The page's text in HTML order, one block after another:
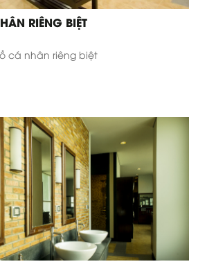
RIÊNG BIỆT
cá nhân riêng biệt